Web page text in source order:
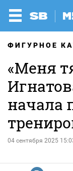
ФИГУРНОЕ
«Меня
начала
04 сентября 2025